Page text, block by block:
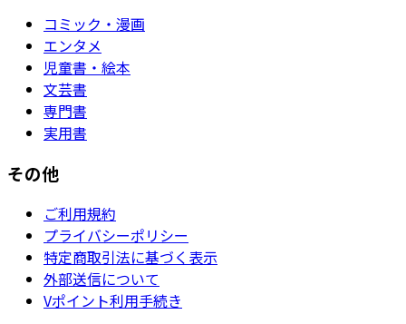
コミック・漫画
エンタメ
児童書・絵本
文芸書
専門書
実用書
その他
ご利用規約
プライバシーポリシー
特定商取引法に基づく表示
外部送信について
Vポイント利用手続き